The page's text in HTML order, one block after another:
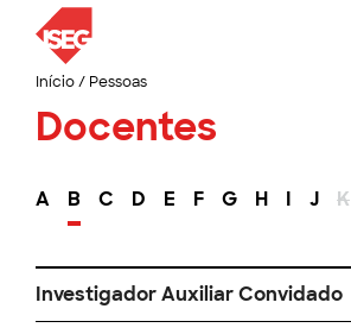
Início/ Pessoas
Docentes
A B C D E F G H I J K
Investigador Auxiliar Convidado